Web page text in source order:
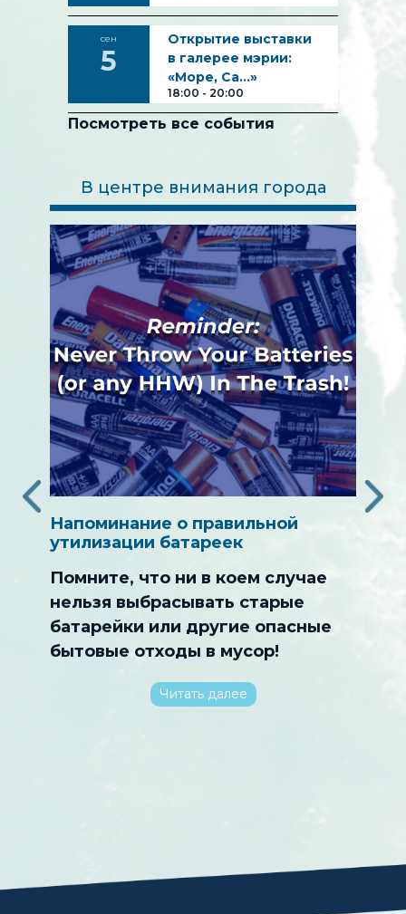
сен
5
Открытие выставки
в галерее мэрии:
«Море, Са…»
18:00 - 20:00
Посмотреть все события
В центре внимания города
Напоминание о правильной
утилизации батареек
Помните, что ни в коем случае
нельзя выбрасывать старые
батарейки или другие опасные
бытовые отходы в мусор!
Читать далее
‹ ›